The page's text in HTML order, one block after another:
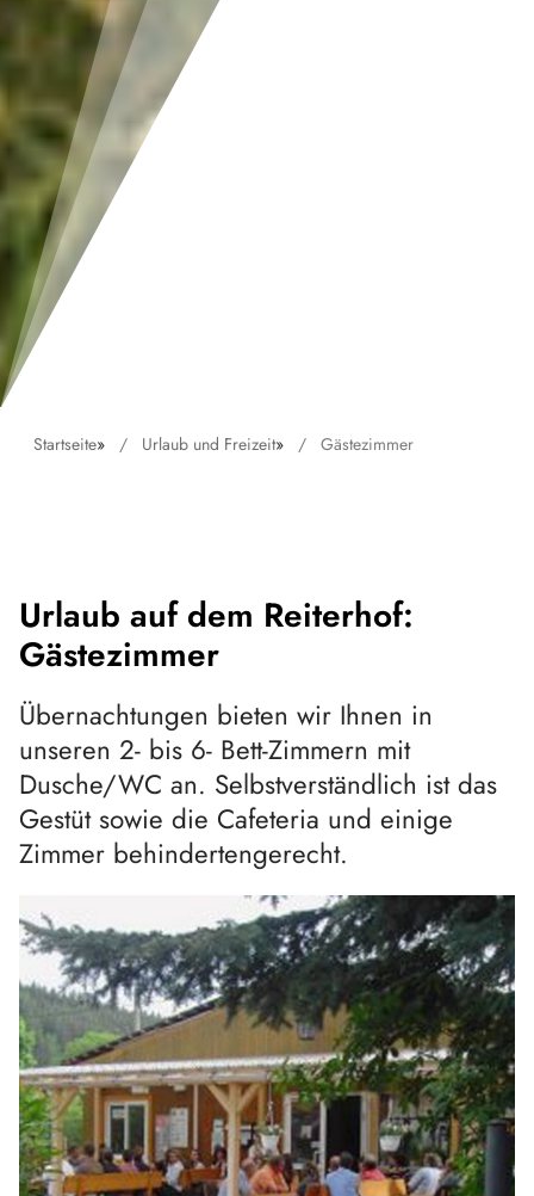
Startseite» Urlaub und Freizeit» Gästezimmer
Urlaub auf dem Reiterhof:
Gästezimmer
Übernachtungen bieten wir Ihnen in
unseren 2- bis 6- Bett-Zimmern mit
Dusche/WC an. Selbstverständlich ist das
Gestüt sowie die Cafeteria und einige
Zimmer behindertengerecht.